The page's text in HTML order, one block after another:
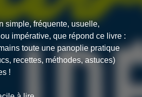
simple, fréquente, usuelle,
impérative, que répond ce livre :
toute une panoplie pratique
recettes, méthodes, astuces)
!